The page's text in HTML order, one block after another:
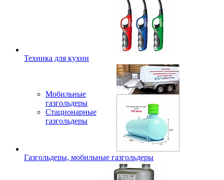
Техника для кухни
Мобильные
газгольдеры
Стационарные
газгольдеры
Газгольдеры, мобильные газгольдеры